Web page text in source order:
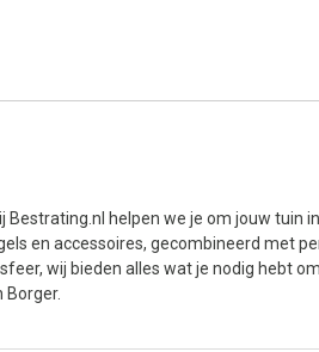
helpen we je om jouw tuin
en accessoires, gecombineerd met
wij bieden alles wat je nodig hebt